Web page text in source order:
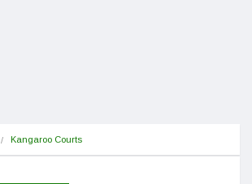
Kangaroo Courts